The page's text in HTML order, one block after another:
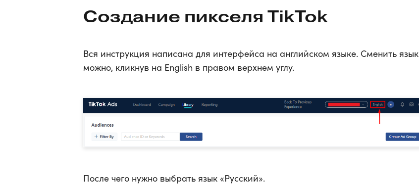
Создание пикселя TikTok
Вся инструкция написана для интерфейса на английском языке. Сменить язык
можно, кликнув на English в правом верхнем углу.
После чего нужно выбрать язык «Русский».